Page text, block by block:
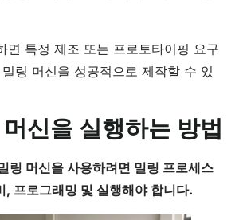
면 특정 제조 또는 프로토타이핑 요구
링 머신을 성공적으로 제작할 수 있
신을 실행하는 방법
링 머신을 사용하려면 밀링 프로세스
, 프로그래밍 및 실행해야 합니다.